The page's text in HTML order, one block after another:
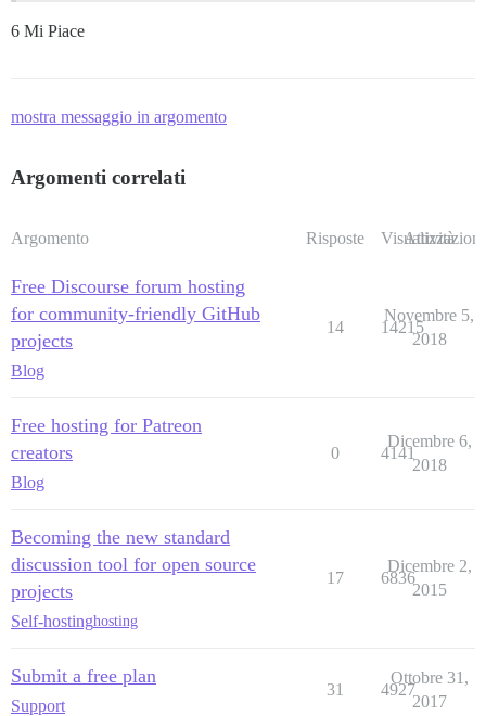
6 Mi Piace
mostra messaggio in argomento
Argomenti correlati
Argomento Risposte Visualizzazioni
Attività
Free Discourse forum hosting
for community-friendly GitHub
projects
Blog
14 14215
Novembre 5,
2018
Free hosting for Patreon
creators
Blog
0 4141
Dicembre 6,
2018
Becoming the new standard
discussion tool for open source
projects
Self-hostinghosting
17 6836
Dicembre 2,
2015
Submit a free plan
Support
31 4927
Ottobre 31,
2017